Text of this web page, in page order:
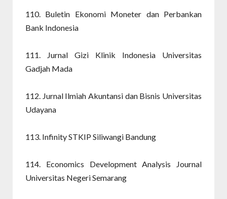
110. Buletin Ekonomi Moneter dan Perbankan
Bank Indonesia
111. Jurnal Gizi Klinik Indonesia Universitas
Gadjah Mada
112. Jurnal Ilmiah Akuntansi dan Bisnis Universitas
Udayana
113. Infinity STKIP Siliwangi Bandung
114. Economics Development Analysis Journal
Universitas Negeri Semarang